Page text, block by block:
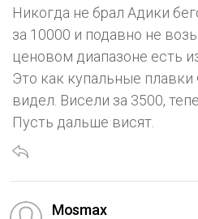
Никогда не брал Адики
за 10000 и подавно не
ценовом диапазоне есть
Это как купальные
видел. Висели за 3500,
Пусть дальше висят.
Mosmax